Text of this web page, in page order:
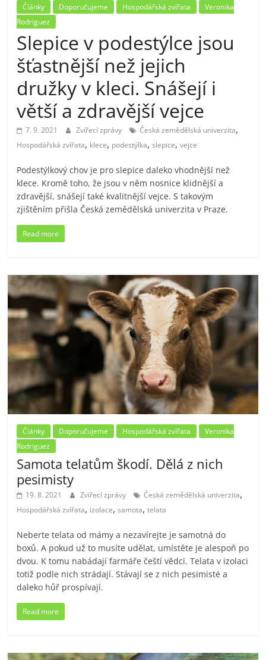
Články Doporučujeme Hospodářská zvířata
Veronika
Rodriguez
Slepice v podestýlce jsou
šťastnější než jejich
družky v kleci. Snášejí i
větší a zdravější vejce
7. 9. 2021 Zvířecí zprávy Česká zemědělská univerzita,
Hospodářská zvířata, klece, podestýlka,slepice,vejce
Podestýlkový chov je pro slepice daleko vhodnější než
klece. Kromě toho, že jsou v něm nosnice klidnější a
zdravější, snášejí také kvalitnější vejce. S takovým
zjištěním přišla Česká zemědělská univerzita v Praze.
Read more
Články Doporučujeme Hospodářská zvířata
Veronika
Rodriguez
Samota telatům škodí. Dělá z nich
pesimisty
19. 8. 2021 Zvířecí zprávy Česká zemědělská univerzita,
Hospodářská zvířata, izolace,samota,telata
Neberte telata od mámy a nezavírejte je samotná do
boxů. A pokud už to musíte udělat, umístěte je alespoň po
dvou. K tomu nabádají farmáře čeští vědci. Telata v izolaci
totiž podle nich strádají. Stávají se z nich pesimisté a
daleko hůř prospívají.
Read more